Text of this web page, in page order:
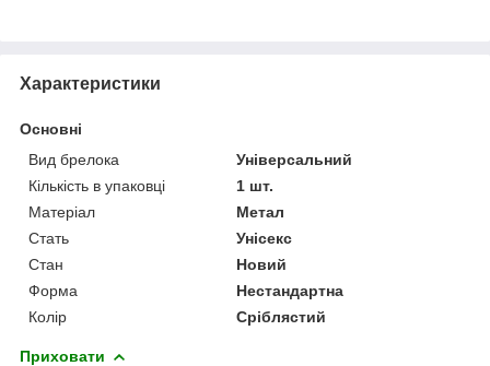
Характеристики
Основні
Вид брелока
Універсальний
Кількість в упаковці
1 шт.
Матеріал
Метал
Стать
Унісекс
Стан
Новий
Форма
Нестандартна
Колір
Сріблястий
Приховати